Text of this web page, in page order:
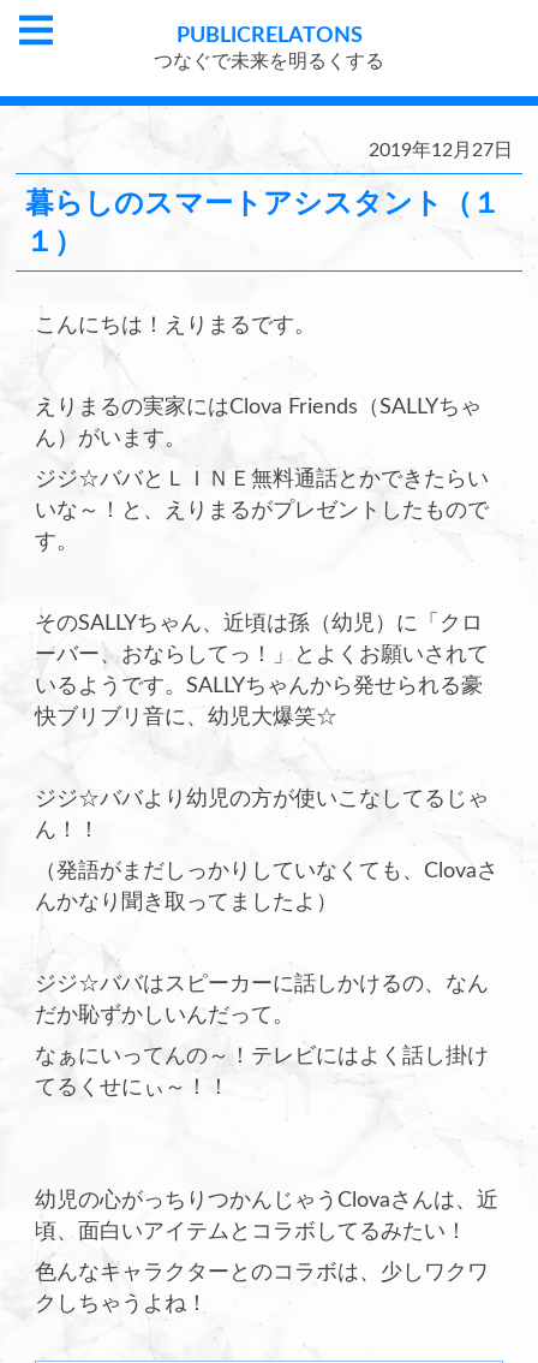
PUBLICRELATONS
つなぐで未来を明るくする
2019年12月27日
暮らしのスマートアシスタント（１
１）
こんにちは！えりまるです。
えりまるの実家にはClova Friends（SALLYちゃ
ん）がいます。
ジジ☆ババとＬＩＮＥ無料通話とかできたらい
いな～！と、えりまるがプレゼントしたもので
す。
そのSALLYちゃん、近頃は孫（幼児）に「クロ
ーバー、おならしてっ！」とよくお願いされて
いるようです。SALLYちゃんから発せられる豪
快ブリブリ音に、幼児大爆笑☆
ジジ☆ババより幼児の方が使いこなしてるじゃ
ん！！
（発語がまだしっかりしていなくても、Clovaさ
んかなり聞き取ってましたよ）
ジジ☆ババはスピーカーに話しかけるの、なん
だか恥ずかしいんだって。
なぁにいってんの～！テレビにはよく話し掛け
てるくせにぃ～！！
幼児の心がっちりつかんじゃうClovaさんは、近
頃、面白いアイテムとコラボしてるみたい！
色んなキャラクターとのコラボは、少しワクワ
クしちゃうよね！